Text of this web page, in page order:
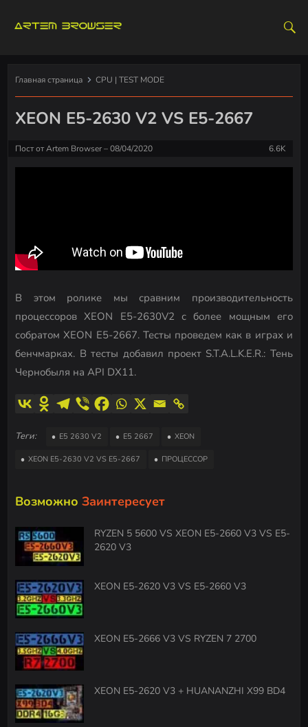
Главная страница CPU | TEST MODE
XEON E5-2630 V2 VS E5-2667
Пост отArtem Browser 08/04/2020 6.6K
В этом ролике мы сравним производительность
процессоров XEON E5-2630V2 с более мощным его
собратом XEON E5-2667. Тесты проведем как в играх и
бенчмарках. В тесты добавил проект S.T.A.L.K.E.R.: Тень
Чернобыля на API DX11.
Теги: E5 2630 V2 E5 2667 XEON
XEON E5-2630 V2 VS E5-2667 ПРОЦЕССОР
Возможно Заинтересует
RYZEN 5 5600 VS XEON E5-2660 V3 VS E5-
2620 V3
XEON E5-2620 V3 VS E5-2660 V3
XEON E5-2666 V3 VS RYZEN 7 2700
XEON E5-2620 V3 + HUANANZHI X99 BD4